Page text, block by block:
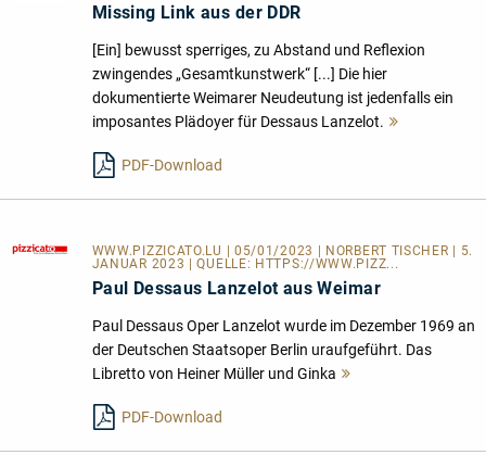
Missing Link aus der DDR
[Ein] bewusst sperriges, zu Abstand und Reflexion
zwingendes „Gesamtkunstwerk“ [...] Die hier
dokumentierte Weimarer Neudeutung ist jedenfalls ein
imposantes Plädoyer für Dessaus Lanzelot.
PDF-Download
WWW.PIZZICATO.LU | 05/01/2023 | NORBERT TISCHER | 5.
JANUAR 2023 | QUELLE: HTTPS://WWW.PIZZ...
Paul Dessaus Lanzelot aus Weimar
Paul Dessaus Oper Lanzelot wurde im Dezember 1969 an
der Deutschen Staatsoper Berlin uraufgeführt. Das
Libretto von Heiner Müller und Ginka
PDF-Download